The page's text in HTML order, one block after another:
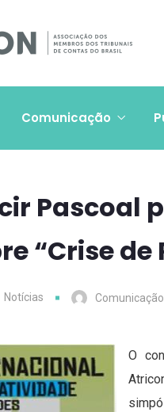
Comunicação
Pascoal
“Crise
Notícias Comunicação
O